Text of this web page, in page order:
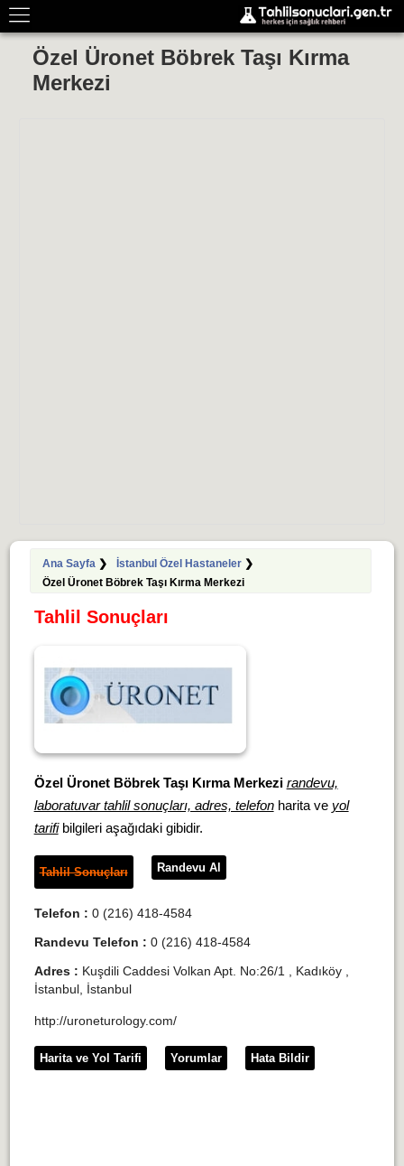
Özel Üronet Böbrek Taşı Kırma
Merkezi
Ana Sayfa❯ İstanbul Özel Hastaneler❯
Özel Üronet Böbrek Taşı Kırma Merkezi
Tahlil Sonuçları
Özel Üronet Böbrek Taşı Kırma Merkezi randevu,
laboratuvar tahlil sonuçları, adres, telefonharita ve yol
tarifibilgileri aşağıdaki gibidir.
Tahlil Sonuçları Randevu Al
Telefon : 0 (216) 418-4584
Randevu Telefon : 0 (216) 418-4584
Adres : Kuşdili Caddesi Volkan Apt. No:26/1 , Kadıköy ,
İstanbul, İstanbul
http://uroneturology.com/
Harita ve Yol Tarifi Yorumlar Hata Bildir